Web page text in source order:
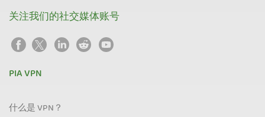
关注我们的社交媒体账号
PIA VPN
什么是 VPN？